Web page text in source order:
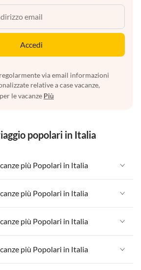
Accedi
via email informazioni
relative a case vacanze,
le vacanze Più
popolari in Italia
più Popolari in Italia
in Italia
in Liguria
in Lombardia
in Lago di Garda
più Popolari in Italia
in Italia
in Liguria
in Lombardia
più Popolari in Italia
in Italia
in Liguria
più Popolari in Italia